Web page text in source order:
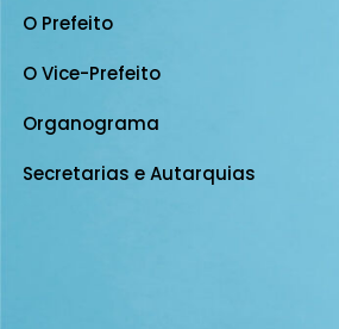
O Prefeito
O Vice-Prefeito
Organograma
Secretarias e Autarquias